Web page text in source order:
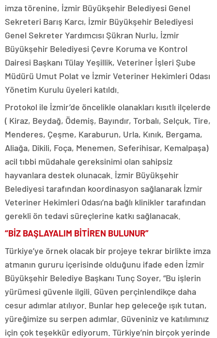
imza törenine, İzmir Büyükşehir Belediyesi Genel
Sekreteri Barış Karcı, İzmir Büyükşehir Belediyesi
Genel Sekreter Yardımcısı Şükran Nurlu, İzmir
Büyükşehir Belediyesi Çevre Koruma ve Kontrol
Dairesi Başkanı Tülay Yeşillik, Veteriner İşleri Şube
Müdürü Umut Polat ve İzmir Veteriner Hekimleri Odası
Yönetim Kurulu üyeleri katıldı.
Protokol ile İzmir’de öncelikle olanakları kısıtlı ilçelerde
( Kiraz, Beydağ, Ödemiş, Bayındır, Torbalı, Selçuk, Tire,
Menderes, Çeşme, Karaburun, Urla, Kınık, Bergama,
Aliağa, Dikili, Foça, Menemen, Seferihisar, Kemalpaşa)
acil tıbbi müdahale gereksinimi olan sahipsiz
hayvanlara destek olunacak. İzmir Büyükşehir
Belediyesi tarafından koordinasyon sağlanarak İzmir
Veteriner Hekimleri Odası’na bağlı klinikler tarafından
gerekli ön tedavi süreçlerine katkı sağlanacak.
“BİZ BAŞLAYALIM BİTİREN BULUNUR”
Türkiye’ye örnek olacak bir projeye tekrar birlikte imza
atmanın gururu içerisinde olduğunu ifade eden İzmir
Büyükşehir Belediye Başkanı Tunç Soyer, “Bu işlerin
yürümesi güvenle ilgili. Güven perçinlendikçe daha
cesur adımlar atılıyor. Bunlar hep geleceğe ışık tutan,
yüreğimize su serpen adımlar. Güveniniz ve katılımınız
için çok teşekkür ediyorum. Türkiye’nin birçok yerinde